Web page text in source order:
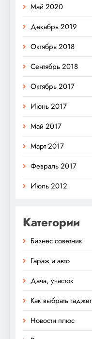
Май 2020
Декабрь 2019
Октябрь 2018
Сентябрь 2018
Октябрь 2017
Июнь 2017
Май 2017
Март 2017
Февраль 2017
Июль 2012
Категории
Бизнес советник
Гараж и авто
Дача, участок
Как выбрать гаджет
Новости плюс